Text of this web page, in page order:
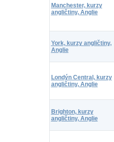
Manchester, kurzy
angličtiny, Anglie
York, kurzy angličtiny,
Anglie
Londýn Central, kurzy
angličtiny, Anglie
Brighton, kurzy
angličtiny, Anglie